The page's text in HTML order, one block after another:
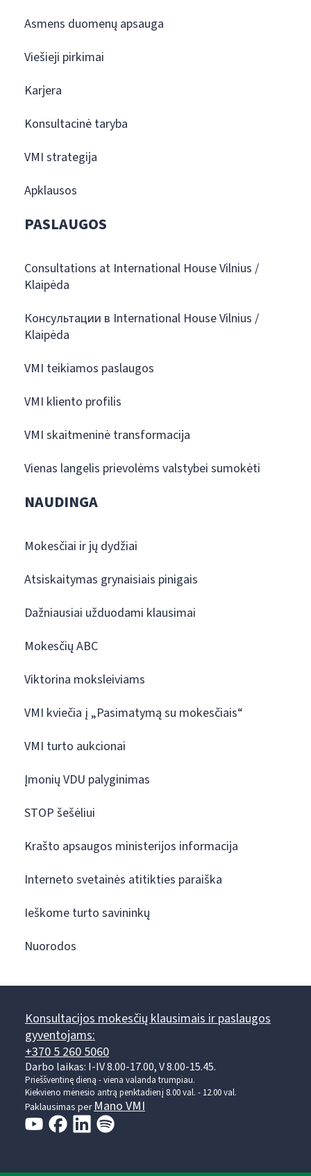
Asmens duomenų apsauga
Viešieji pirkimai
Karjera
Konsultacinė taryba
VMI strategija
Apklausos
PASLAUGOS
Consultations at International House Vilnius /
Klaipėda
Консультации в International House Vilnius /
Klaipėda
VMI teikiamos paslaugos
VMI kliento profilis
VMI skaitmeninė transformacija
Vienas langelis prievolėms valstybei sumokėti
NAUDINGA
Mokesčiai ir jų dydžiai
Atsiskaitymas grynaisiais pinigais
Dažniausiai užduodami klausimai
Mokesčių ABC
Viktorina moksleiviams
VMI kviečia į „Pasimatymą su mokesčiais“
VMI turto aukcionai
Įmonių VDU palyginimas
STOP šešėliui
Krašto apsaugos ministerijos informacija
Interneto svetainės atitikties paraiška
Ieškome turto savininkų
Nuorodos
Konsultacijos mokesčių klausimais ir paslaugos
gyventojams:
+370 5 260 5060
Darbo laikas: I-IV 8.00-17.00, V 8.00-15.45.
Prieššventinę dieną - viena valanda trumpiau.
Kiekvieno mėnesio antrą penktadienį 8.00 val. - 12.00 val.
Paklausimas per Mano VMI